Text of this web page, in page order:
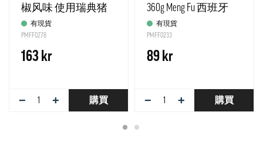
椒风味 使用瑞典猪
肉为内馅 冷冻 约500g
Tc - 强推荐!
有現貨
PMFF0278
163 kr
− + 購買
360g Meng Fu 西班牙
有現貨
PMFF0233
89 kr
− + 購買